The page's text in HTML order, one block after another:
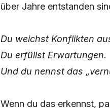
über Jahre entstanden
Du weichst Konflikten
Du erfüllst Erwartungen.
Und du nennst das
Wenn du das erkennst,